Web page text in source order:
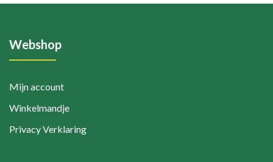
Webshop
Mijn account
Winkelmandje
Privacy Verklaring